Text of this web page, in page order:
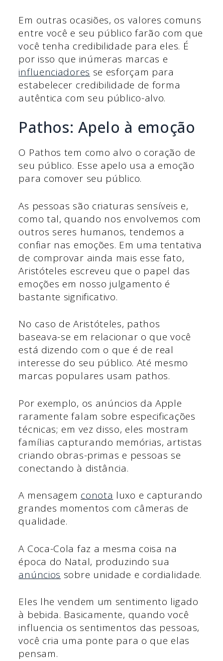
Em outras ocasiões, os valores comuns
entre você e seu público farão com que
você tenha credibilidade para eles. É
por isso que inúmeras marcas e
influenciadores se esforçam para
estabelecer credibilidade de forma
autêntica com seu público-alvo.
Pathos: Apelo à emoção
O Pathos tem como alvo o coração de
seu público. Esse apelo usa a emoção
para comover seu público.
As pessoas são criaturas sensíveis e,
como tal, quando nos envolvemos com
outros seres humanos, tendemos a
confiar nas emoções. Em uma tentativa
de comprovar ainda mais esse fato,
Aristóteles escreveu que o papel das
emoções em nosso julgamento é
bastante significativo.
No caso de Aristóteles, pathos
baseava-se em relacionar o que você
está dizendo com o que é de real
interesse do seu público. Até mesmo
marcas populares usam pathos.
Por exemplo, os anúncios da Apple
raramente falam sobre especificações
técnicas; em vez disso, eles mostram
famílias capturando memórias, artistas
criando obras-primas e pessoas se
conectando à distância.
A mensagem conota luxo e capturando
grandes momentos com câmeras de
qualidade.
A Coca-Cola faz a mesma coisa na
época do Natal, produzindo sua
anúncios sobre unidade e cordialidade.
Eles lhe vendem um sentimento ligado
à bebida. Basicamente, quando você
influencia os sentimentos das pessoas,
você cria uma ponte para o que elas
pensam.